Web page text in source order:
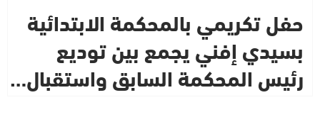
حفل تكريمي بالمحكمة الابتدائية
بسيدي إفني يجمع بين توديع
رئيس المحكمة السابق واستقبال…